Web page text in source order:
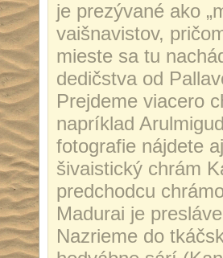
je prezývané ako
vaišnavistov,
mieste sa tu
dedičstva od
Prejdeme viacero
napríklad
fotografie nájdete
šivaistický chrám
predchodcu
Madurai je
Nazrieme do